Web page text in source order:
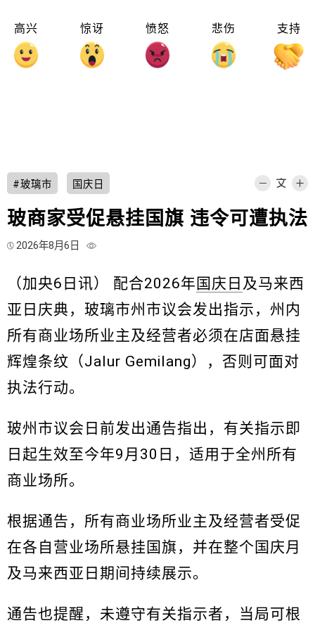
高兴 惊讶 愤怒 悲伤 支持
#玻璃市 国庆日
玻商家受促悬挂国旗 违令可遭执法
2026年8月6日
（加央6日讯） 配合2026年 国庆日 及马来西
亚日庆典，玻璃市州市议会发出指示，州内
所有商业场所业主及经营者必须在店面悬挂
辉煌条纹（Jalur Gemilang），否则可面对
执法行动。
玻州市议会日前发出通告指出，有关指示即
日起生效至今年9月30日，适用于全州所有
商业场所。
根据通告，所有商业场所业主及经营者受促
在各自营业场所悬挂国旗，并在整个国庆月
及马来西亚日期间持续展示。
通告也提醒，未遵守有关指示者，当局可根